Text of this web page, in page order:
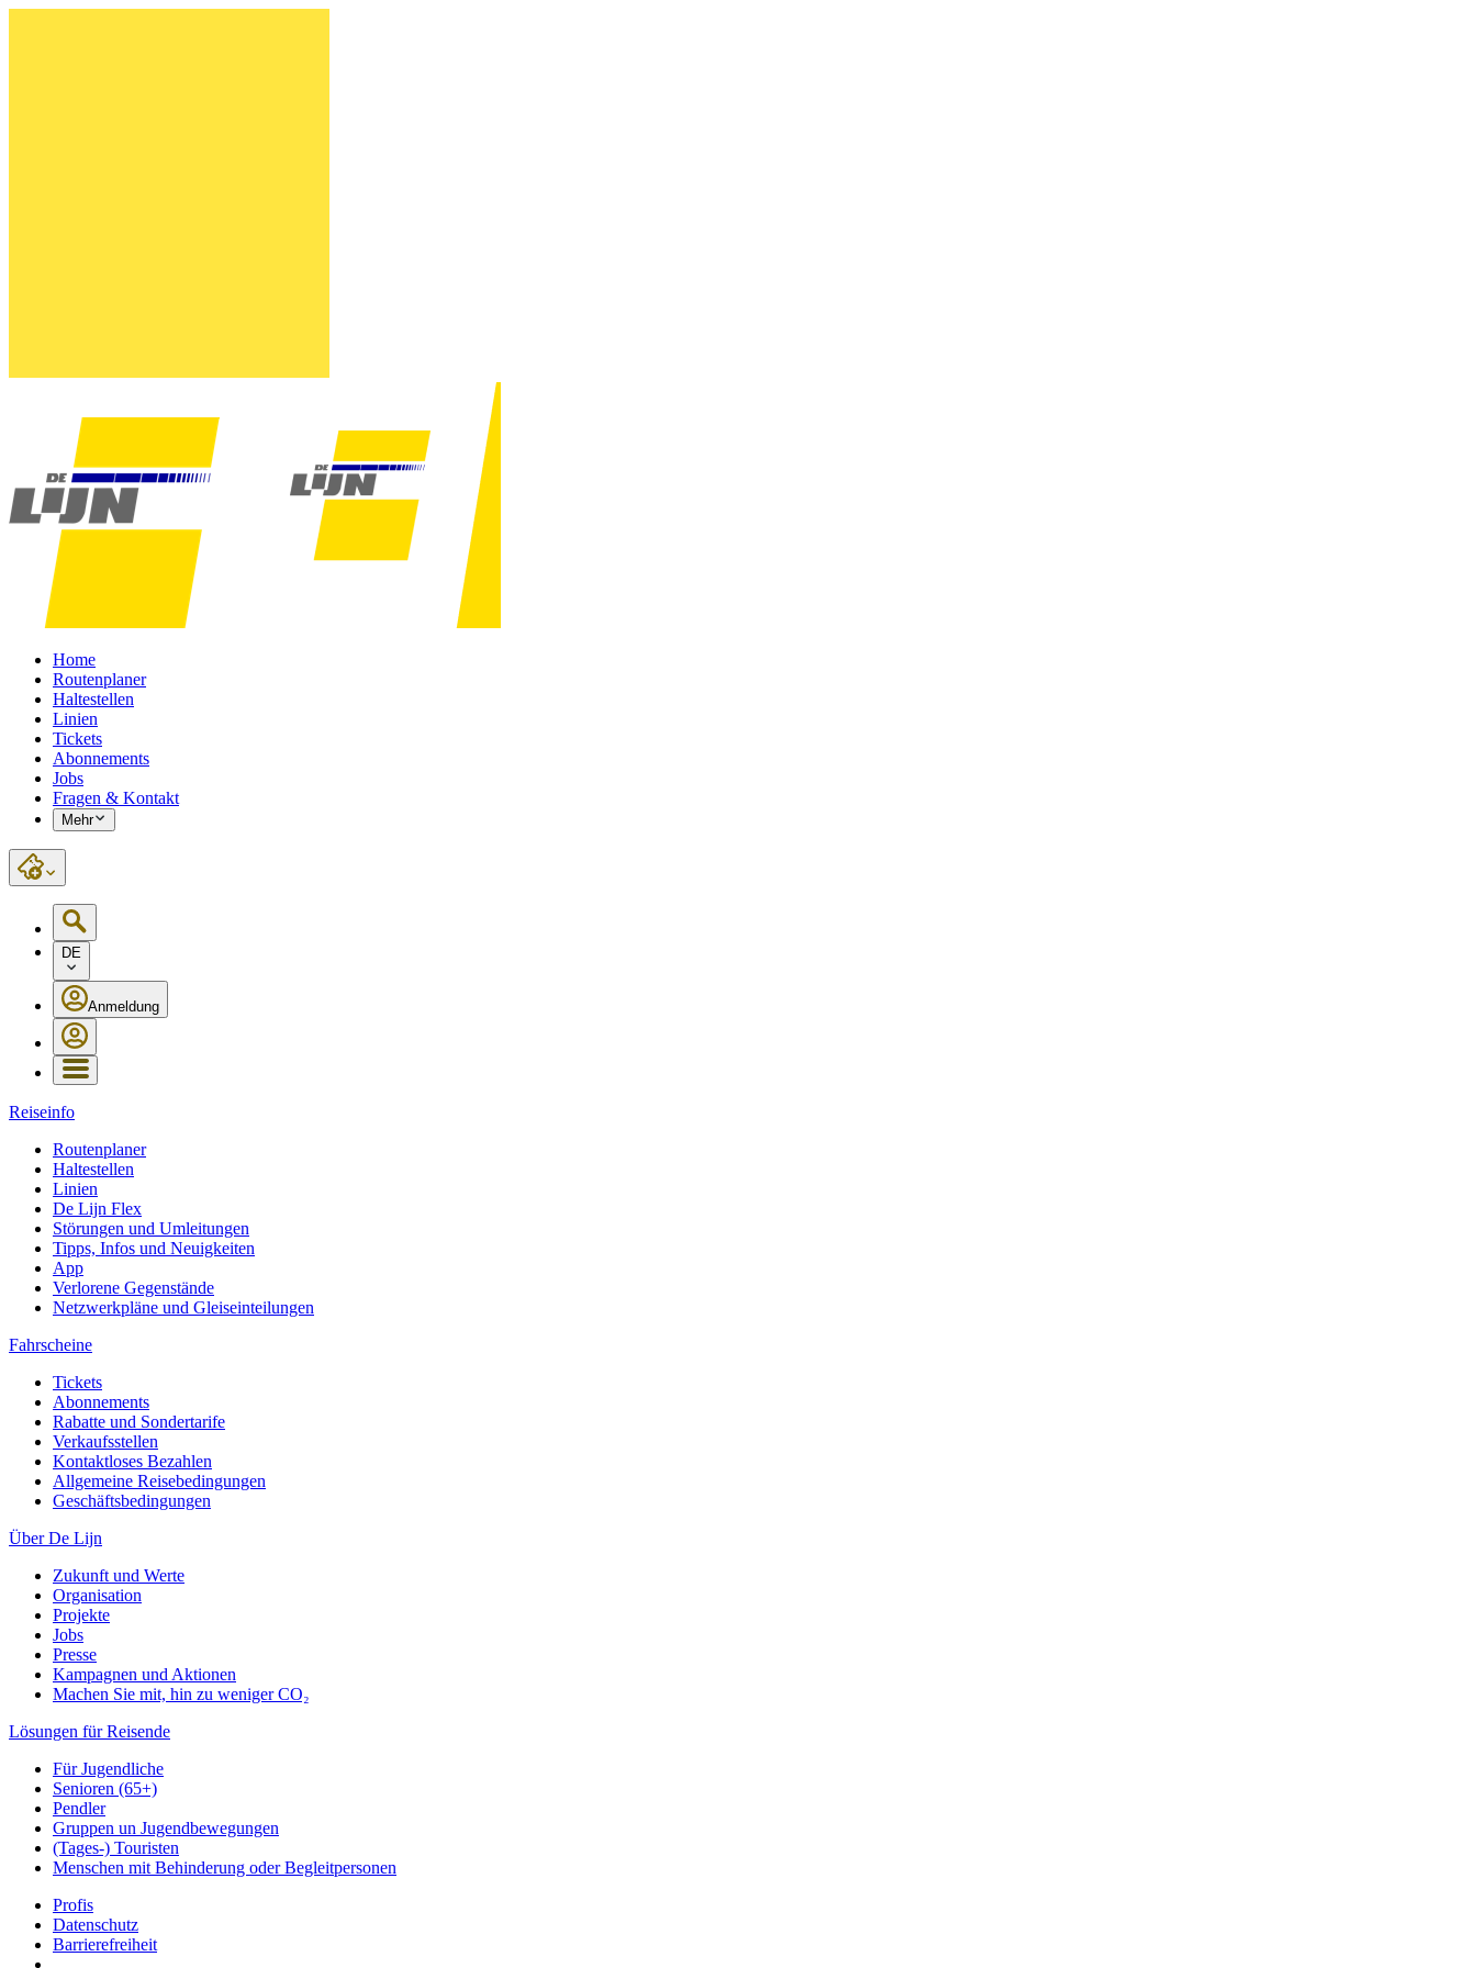
Home
Routenplaner
Haltestellen
Linien
Tickets
Abonnements
Jobs
Fragen & Kontakt
Mehr
DE
Anmeldung
Reiseinfo
Routenplaner
Haltestellen
Linien
De Lijn Flex
Störungen und Umleitungen
Tipps, Infos und Neuigkeiten
App
Verlorene Gegenstände
Netzwerkpläne und Gleiseinteilungen
Fahrscheine
Tickets
Abonnements
Rabatte und Sondertarife
Verkaufsstellen
Kontaktloses Bezahlen
Allgemeine Reisebedingungen
Geschäftsbedingungen
Über De Lijn
Zukunft und Werte
Organisation
Projekte
Jobs
Presse
Kampagnen und Aktionen
Machen Sie mit, hin zu weniger CO₂
Lösungen für Reisende
Für Jugendliche
Senioren (65+)
Pendler
Gruppen un Jugendbewegungen
(Tages-) Touristen
Menschen mit Behinderung oder Begleitpersonen
Profis
Datenschutz
Barrierefreiheit